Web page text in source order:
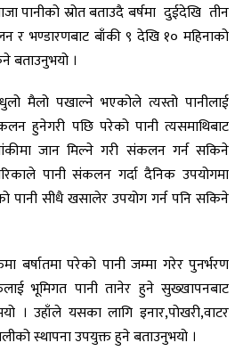
पानीको स्रोत बताउदै बर्षमा दुईदेखि तीन
र भण्डारणबाट बाँकी ९ देखि १० महिनाको
बताउनुभयो ।
मैलो पखाल्ने भएकोले त्यस्तो पानीलाई
हुनेगरी पछि परेको पानी त्यसमाथिबाट
जान मिल्ने गरी संकलन गर्न सकिने
पानी संकलन गर्दा दैनिक उपयोगमा
पानी सीधै खसालेर उपयोग गर्न पनि सकिने
बर्षातमा परेको पानी जम्मा गरेर पुनर्भरण
भूमिगत पानी तानेर हुने सुख्खापनबाट
। उहाँले यसका लागि इनार,पोखरी,वाटर
स्थापना उपयुक्त हुने बताउनुभयो ।